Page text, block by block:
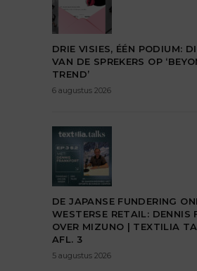
DRIE VISIES, ÉÉN PODIUM:
VAN DE SPREKERS OP
TREND’
6 augustus 2026
DE JAPANSE FUNDERING
WESTERSE RETAIL: DENNIS
OVER MIZUNO | TEXTILIA
AFL. 3
5 augustus 2026